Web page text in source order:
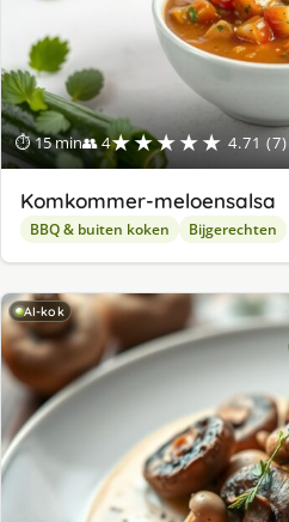
⏱ 15 min👥 4★★★★★ 4.71 (7)
Komkommer-meloensalsa
BBQ & buiten koken Bijgerechten
AI-kok